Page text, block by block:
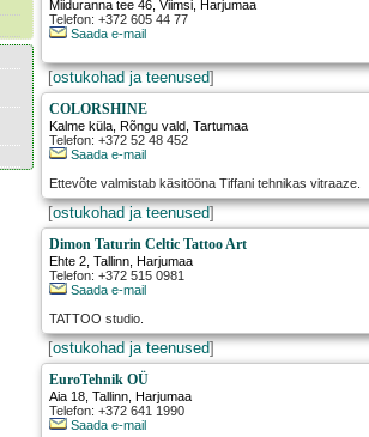
Miiduranna tee 46 ,Viimsi , Harjumaa
Telefon: +372 605 44 77
Saada e-mail
[ostukohad ja teenused]
COLORSHINE
Kalme küla Rõngu vald , Tartumaa
Telefon: +372 52 48 452
Saada e-mail
Ettevõte valmistab käsitööna Tiffani tehnikas vitraaze.
[ostukohad ja teenused]
Dimon Taturin Celtic Tattoo Art
Ehte 2 ,Tallinn , Harjumaa
Telefon: +372 515 0981
Saada e-mail
TATTOO studio.
[ostukohad ja teenused]
EuroTehnik OÜ
Aia 18 ,Tallinn , Harjumaa
Telefon: +372 641 1990
Saada e-mail